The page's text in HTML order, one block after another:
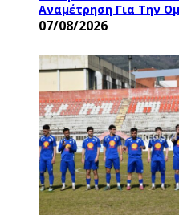
Αναμέτρηση Για Την
07/08/2026